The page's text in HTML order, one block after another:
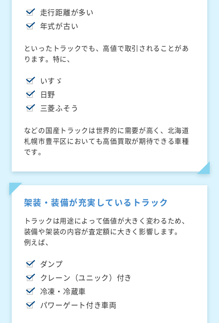
走行距離が多い
年式が古い
といったトラックでも、高値で取引されることがあ
ります。特に、
いすゞ
日野
三菱ふそう
などの国産トラックは世界的に需要が高く、北海道
札幌市豊平区においても高価買取が期待できる車種
です。
架装・装備が充実しているトラック
トラックは用途によって価値が大きく変わるため、
装備や架装の内容が査定額に大きく影響します。
例えば、
ダンプ
クレーン（ユニック）付き
冷凍・冷蔵車
パワーゲート付き車両